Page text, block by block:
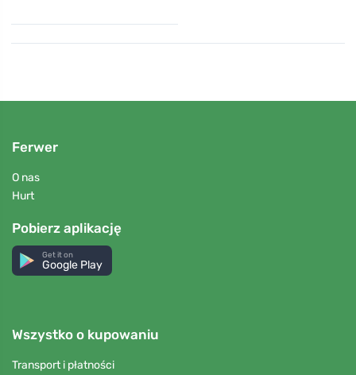
Ferwer
O nas
Hurt
Pobierz aplikację
Get it on
Google Play
Wszystko o kupowaniu
Transport i płatności